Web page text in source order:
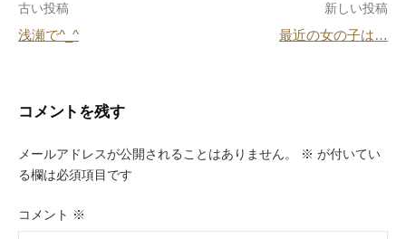
o
k
投
稿
ビ
ゲ
ー
シ
古い投稿
浅瀬で^_^
新しい投稿
最近の女の子は…
コメントを残す
メールアドレスが公開されることはありません。 ※ が付いてい
る欄は必須項目です
コメント ※